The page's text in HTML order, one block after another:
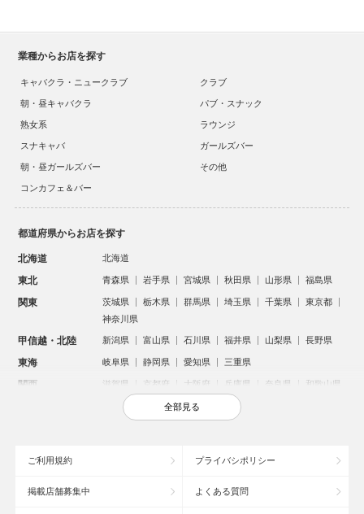
業種からお店を探す
キャバクラ・ニュークラブ
クラブ
朝・昼キャバクラ
パブ・スナック
熟女系
ラウンジ
スナキャバ
ガールズバー
朝・昼ガールズバー
その他
コンカフェ＆バー
都道府県からお店を探す
北海道 北海道
東北 青森県 岩手県 宮城県 秋田県 山形県 福島県
関東 茨城県 栃木県 群馬県 埼玉県 千葉県
東京都
神奈川県
甲信越・北陸 新潟県 富山県 石川県 福井県 山梨県 長野県
東海 岐阜県 静岡県 愛知県 三重県
関西 滋賀県 京都府 大阪府 兵庫県 奈良県 和歌山県
鳥取県 島根県 岡山県 広島県
沖縄県
全部見る
ご利用規約 プライバシポリシー
掲載店舗募集中 よくある質問